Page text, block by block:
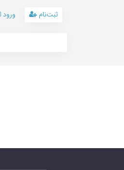
ورود ثبت‌نام